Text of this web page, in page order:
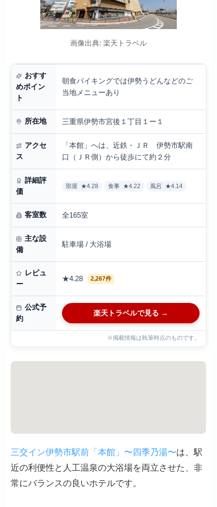
画像出典: 楽天トラベル
おすす
めポイン
ト
朝食バイキングでは伊勢うどんなどのご
当地メニューあり
所在地 三重県伊勢市宮後１丁目１ー１
アクセ
ス
「本館」へは、近鉄・ＪＲ 伊勢市駅南
口（ＪＲ側）から徒歩にて約２分
詳細評
価
部屋 ★4.28 食事 ★4.22 風呂 ★4.14
客室数 全165室
主な設
備
駐車場 / 大浴場
レビュ
ー
★4.28 2,267件
公式予
約
楽天トラベルで見る →
※掲載情報は執筆時点のものです。
三交イン伊勢市駅前「本館」〜四季乃湯〜は、駅
近の利便性と人工温泉の大浴場を両立させた、非
常にバランスの良いホテルです。